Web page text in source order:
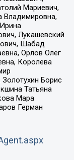
Мариевич,
Владимировна,
Лукашевский
Шабад
Орлов Олег
Королева
Борис
Татьяна
Мара
Герман